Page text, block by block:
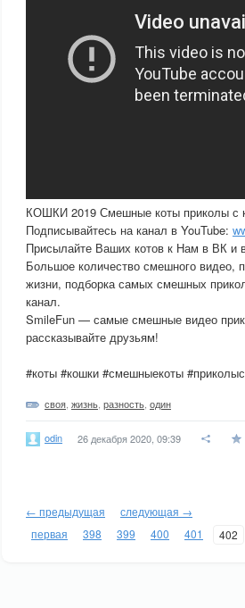
КОШКИ 2019 Смешные коты приколы с
Подписывайтесь на канал в YouTube:
Присылайте Ваших котов к Нам в ВК и
Большое количество смешного видео,
жизни, подборка самых смешных
канал.
SmileFun — самые смешные видео
рассказывайте друзьям!
#коты #кошки #смешныекоты
своя жизнь разность один
odin 26 декабря 2020, 09:39
← предыдущая
следующая →
первая
398 399 400 401 402